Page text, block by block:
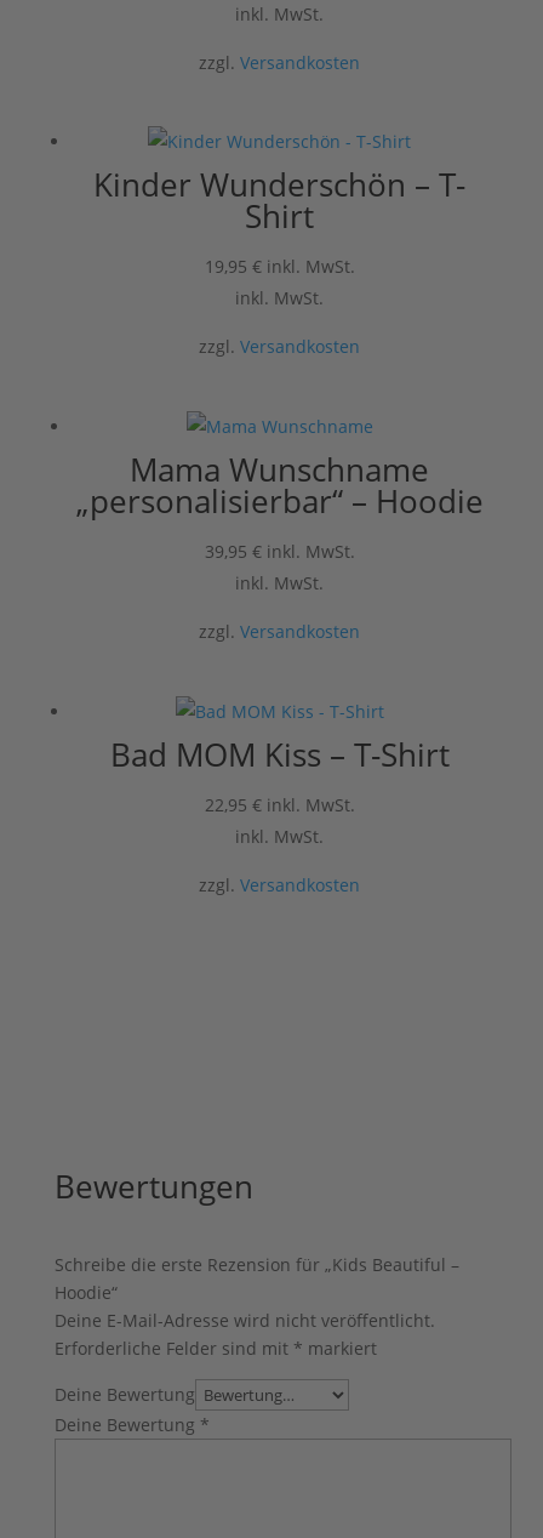
inkl. MwSt.
zzgl.Versandkosten
Kinder Wunderschön – T-
Shirt
19,95 € inkl. MwSt.
inkl. MwSt.
zzgl.Versandkosten
Mama Wunschname
„personalisierbar“ – Hoodie
39,95 € inkl. MwSt.
inkl. MwSt.
zzgl.Versandkosten
Bad MOM Kiss – T-Shirt
22,95 € inkl. MwSt.
inkl. MwSt.
zzgl.Versandkosten
Bewertungen
Schreibe die erste Rezension für „Kids Beautiful –
Hoodie“
Deine E-Mail-Adresse wird nicht veröffentlicht.
Erforderliche Felder sind mit * markiert
Deine Bewertung
Deine Bewertung *